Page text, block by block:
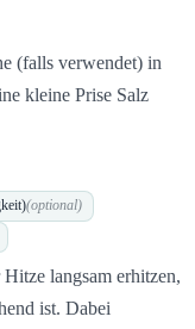
(falls verwendet) in
kleine Prise Salz
(optional)
langsam erhitzen,
ist. Dabei